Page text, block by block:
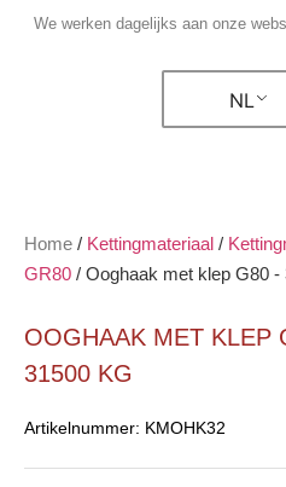
We werken dagelijks aan onze
NL
Home / Kettingmateriaal /
GR80 / Ooghaak met klep G80
OOGHAAK MET KLEP
31500 KG
Artikelnummer: KMOHK32